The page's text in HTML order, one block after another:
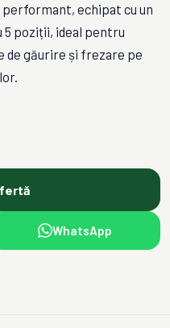
echipat cu un
poziții, ideal pentru
de găurire și frezare pe
WhatsApp